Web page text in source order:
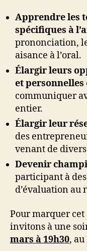
Apprendre les
spécifiques à
prononciation,
aisance à l’oral.
Élargir leurs
et personnelles
communiquer
entier.
Élargir leur
des
venant de
Devenir
participant à
d’évaluation
Pour marquer
invitons à une
mars à 19h30,